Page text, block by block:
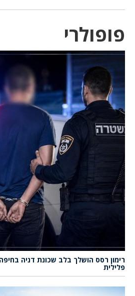
פופולרי
רימון רסס הושלך בלב שכונת דניה
פלילית